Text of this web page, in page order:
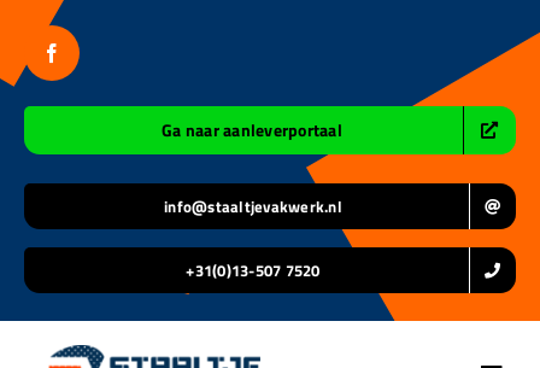
inhoud
Ga naar aanleverportaal
info@staaltjevakwerk.nl
+31(0)13-507 7520